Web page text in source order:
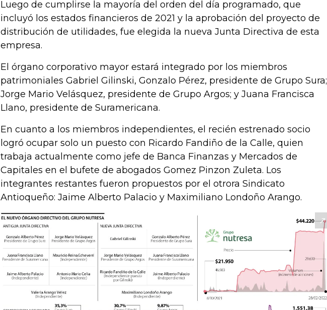
Luego de cumplirse la mayoría del orden del día programado, que
incluyó los estados financieros de 2021 y la aprobación del proyecto de
distribución de utilidades, fue elegida la nueva Junta Directiva de esta
empresa.
El órgano corporativo mayor estará integrado por los miembros
patrimoniales Gabriel Gilinski, Gonzalo Pérez, presidente de Grupo Sura;
Jorge Mario Velásquez, presidente de Grupo Argos; y Juana Francisca
Llano, presidente de Suramericana.
En cuanto a los miembros independientes, el recién estrenado socio
logró ocupar solo un puesto con Ricardo Fandiño de la Calle, quien
trabaja actualmente como jefe de Banca Finanzas y Mercados de
Capitales en el bufete de abogados Gomez Pinzon Zuleta. Los
integrantes restantes fueron propuestos por el otrora Sindicato
Antioqueño: Jaime Alberto Palacio y Maximiliano Londoño Arango.